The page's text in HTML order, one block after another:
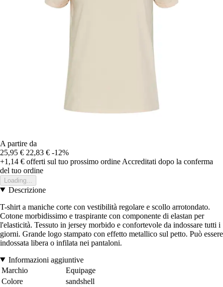
A partire da
25,95 € 22,83 € -12%
+1,14 € offerti sul tuo prossimo ordine Accreditati dopo la conferma
del tuo ordine
Loading...
Descrizione
T-shirt a maniche corte con vestibilità regolare e scollo arrotondato.
Cotone morbidissimo e traspirante con componente di elastan per
l'elasticità. Tessuto in jersey morbido e confortevole da indossare tutti i
giorni. Grande logo stampato con effetto metallico sul petto. Può essere
indossata libera o infilata nei pantaloni.
Informazioni aggiuntive
Marchio
Equipage
Colore
sandshell